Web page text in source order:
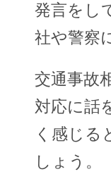
発言をし
社や警察
交通事故
対応に話
く感じる
しょう。